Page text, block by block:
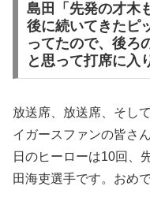
島田「先発の才木
後に続いてきたピ
ってたので、後ろ
と思って打席に入
放送席、放送席、そし
イガースファンの皆さ
日のヒーローは10回、
田海吏選手です。おめ